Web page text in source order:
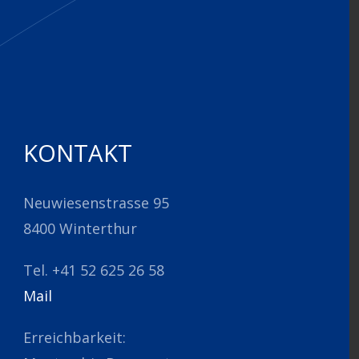
KONTAKT
Neuwiesenstrasse 95
8400 Winterthur
Tel. +41 52 625 26 58
Mail
Erreichbarkeit: